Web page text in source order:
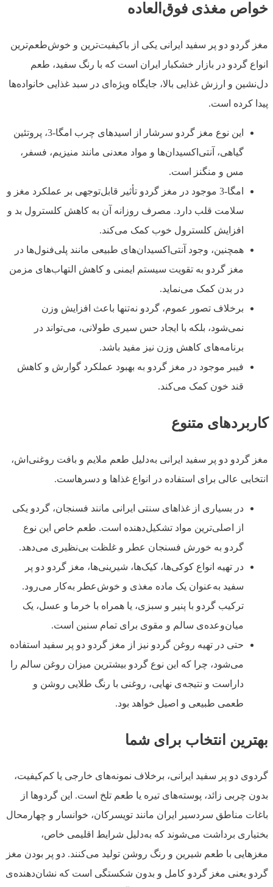
خواص مغذی فوق‌العاده
مغز گردو دو پر سفید ایرانی یکی از باکیفیت‌ترین و خوش‌طعم‌ترین
انواع گردو در بازار خشکبار ایران است که با رنگ سفید، طعم
دل‌نشین و ارزش غذایی بالا، جایگاه ویژه‌ای در سبد غذایی خانواده‌ها
پیدا کرده است.
این نوع مغز گردو سرشار از اسیدهای چرب امگا-3، پروتئین
گیاهی، آنتی‌اکسیدان‌ها و مواد معدنی مانند منیزیم، فسفر،
مس و منگنز است.
امگا-3 موجود در مغز گردو تأثیر قابل‌توجهی بر عملکرد مغز و
سلامت قلب دارد. مصرف روزانه آن به کاهش کلسترول بد و
افزایش کلسترول خوب کمک می‌کند.
همچنین، وجود آنتی‌اکسیدان‌های طبیعی مانند پلی‌فنول‌ها در
مغز گردو به تقویت سیستم ایمنی و کاهش التهاب‌های مزمن
در بدن کمک می‌نماید.
برخلاف تصور عموم، گردو نه‌تنها باعث افزایش وزن
نمی‌شود، بلکه با ایجاد حس سیری طولانی، می‌تواند در
برنامه‌های کاهش وزن نیز مفید باشد.
فیبر موجود در مغز گردو به بهبود عملکرد گوارش و کاهش
قند خون کمک می‌کند.
کاربردهای متنوع
مغز گردو دو پر سفید ایرانی به‌دلیل طعم ملایم و بافت روغنی‌اش،
انتخابی عالی برای استفاده در انواع غذاها و دسرهاست.
در بسیاری از غذاهای سنتی ایرانی مانند فسنجان، گردو یکی
از اصلی‌ترین مواد تشکیل‌دهنده است. طعم خاص این نوع
گردو به خورش فسنجان عطر و غلظت بی‌نظیری می‌دهد.
در تهیه انواع کوکی‌ها، کیک‌ها، شیرینی‌ها، مغز گردو دو پر
سفید به‌عنوان یک ماده‌ مغذی و خوش‌عطر به‌کار می‌رود.
ترکیب گردو با پنیر و سبزی، یا همراه با خرما و عسل، یک
میان‌وعده‌ی سالم و مقوی برای تمام سنین است.
حتی در تهیه روغن گردو نیز از مغز گردو دو پر سفید استفاده
می‌شود، چرا که این نوع گردو بیشترین میزان روغن سالم را
داراست و نتیجه‌ی نهایی، روغنی با رنگ طلایی روشن و
طعمی طبیعی و اصیل خواهد بود.
بهترین انتخاب برای شما
گردوی دو پر سفید ایرانی، برخلاف نمونه‌های خارجی یا کم‌کیفیت،
بدون چربی زائد، پوسته‌های تیره یا طعم تلخ است. این گردوها از
باغات مناطق سردسیر ایران مانند تویسرکان، خوانسار و چهارمحال
بختیاری برداشت می‌شوند که به‌دلیل شرایط اقلیمی خاص،
مغزهایی با طعم شیرین و رنگ روشن تولید می‌کنند. دو پر بودن مغز
گردو یعنی مغز گردو کامل و بدون شکستگی است که نشان‌دهنده‌ی